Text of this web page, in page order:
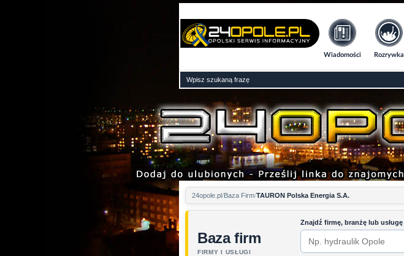
Wiadomości Rozrywka
24opole.pl Baza Firm TAURON Polska Energia S.A.
Baza firm
FIRMY I USŁUGI
Znajdź firmę, branżę lub usługę